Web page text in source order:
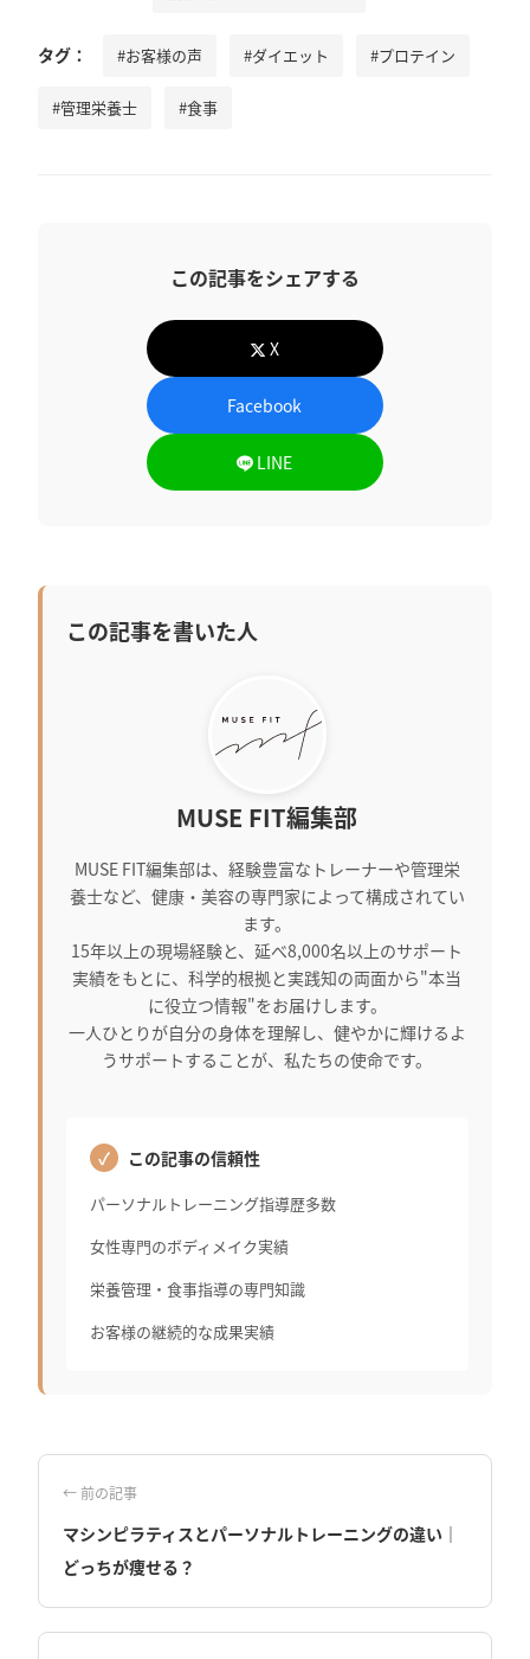
タグ： #お客様の声 #ダイエット #プロテイン
#管理栄養士 #食事
この記事をシェアする
X
Facebook
LINE
この記事を書いた人
MUSE FIT編集部
MUSE FIT編集部は、経験豊富なトレーナーや管理栄
養士など、健康・美容の専門家によって構成されてい
ます。
15年以上の現場経験と、延べ8,000名以上のサポート
実績をもとに、科学的根拠と実践知の両面から"本当
に役立つ情報"をお届けします。
一人ひとりが自分の身体を理解し、健やかに輝けるよ
うサポートすることが、私たちの使命です。
この記事の信頼性
パーソナルトレーニング指導歴多数
女性専門のボディメイク実績
栄養管理・食事指導の専門知識
お客様の継続的な成果実績
← 前の記事
マシンピラティスとパーソナルトレーニングの違い｜
どっちが痩せる？